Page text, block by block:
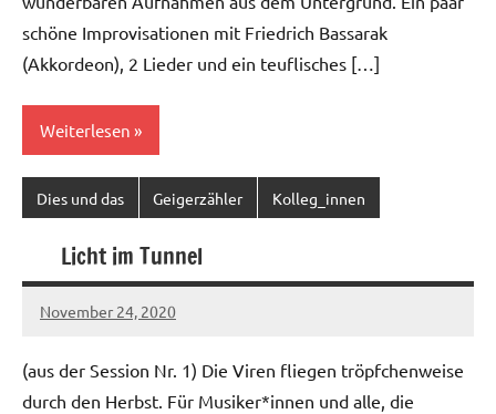
schöne Improvisationen mit Friedrich Bassarak
(Akkordeon), 2 Lieder und ein teuflisches […]
Weiterlesen
Dies und das Geigerzähler Kolleg_innen
Licht im Tunnel
November 24, 2020
Ilja
(aus der Session Nr. 1) Die Viren fliegen tröpfchenweise
durch den Herbst. Für Musiker*innen und alle, die